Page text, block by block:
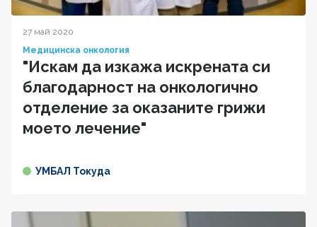
27 май 2020
Медицинска онкология
"Искам да изкажа искрената си
благодарност на онкологично
отделение за оказаните грижи
моето лечение"
УМБАЛ Токуда